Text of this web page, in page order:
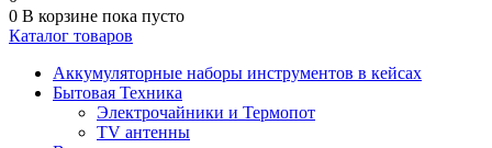
0 В корзине пока пусто
Каталог товаров
Аккумуляторные наборы инструментов в кейсах
Бытовая Техника
Электрочайники и Термопот
TV антенны